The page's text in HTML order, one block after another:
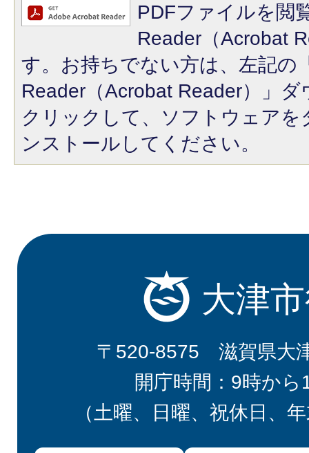
PDFファイルを閲
Reader（Acrobat
す。お持ちでない方は、左記の
Reader（Acrobat Reader）」
クリックして、ソフトウェア
ンストールしてください。
大津
〒520-8575 滋賀県大
開庁時間：9時から
（土曜、日曜、祝休日、